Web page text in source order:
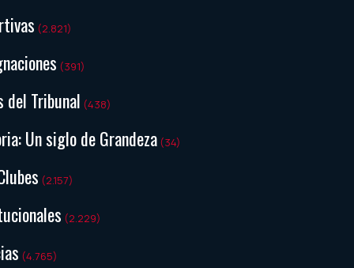
(2.821)
(391)
del Tribunal (438)
Un siglo de Grandeza (34)
(2.157)
(2.229)
(4.765)